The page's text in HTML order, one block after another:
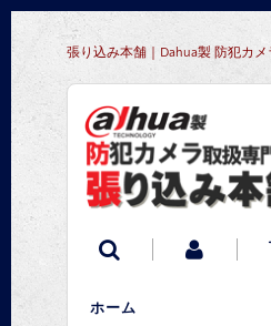
張り込み本舗｜Dahua製 防犯カ
ホーム